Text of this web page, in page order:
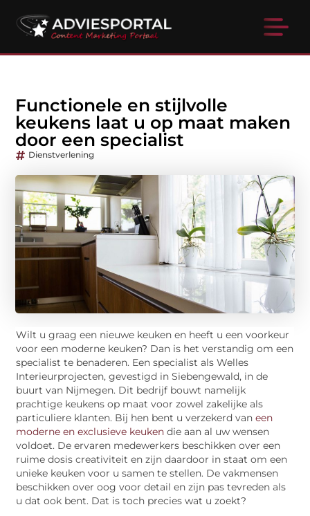
Functionele en stijlvolle
keukens laat u op maat maken
door een specialist
Dienstverlening
Wilt u graag een nieuwe keuken en heeft u een voorkeur
voor een moderne keuken? Dan is het verstandig om een
specialist te benaderen. Een specialist als Welles
Interieurprojecten, gevestigd in Siebengewald, in de
buurt van Nijmegen. Dit bedrijf bouwt namelijk
prachtige keukens op maat voor zowel zakelijke als
particuliere klanten. Bij hen bent u verzekerd vaneen
moderne en exclusieve keuken die aan al uw wensen
voldoet. De ervaren medewerkers beschikken over een
ruime dosis creativiteit en zijn daardoor in staat om een
unieke keuken voor u samen te stellen. De vakmensen
beschikken over oog voor detail en zijn pas tevreden als
u dat ook bent. Dat is toch precies wat u zoekt?